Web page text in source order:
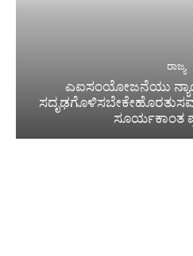
ರಾಜ್ಯ
ಎಐಸಂಯೋಜನೆಯು
ಸೂರ್ಯಕಾಂತ